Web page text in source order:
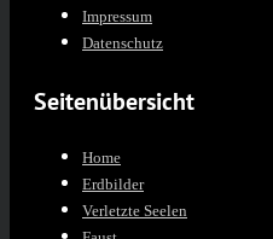
Impressum
Datenschutz
Seitenübersicht
Home
Erdbilder
Verletzte Seelen